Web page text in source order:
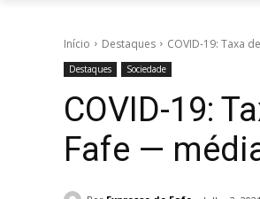
Início Destaques COVID-19: Taxa
Destaques Sociedade
COVID-19:
Fafe —